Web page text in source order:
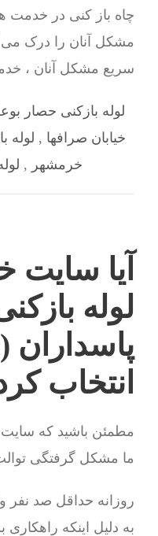
چاه باز کنی در خدمت
مشکل آنان را درک می
سریع مشکل آنان ،
لوله بازکنی حصار
خیابان صرافها , لوله
خرمشهر ,
آیا سایت
لوله
پاسداران
انتخاب
مطمئن باشید که سایت
ما مشکل گرفتگی
روزانه حداقل صد
به دلیل اینکه